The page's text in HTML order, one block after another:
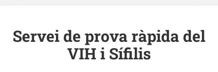
Servei de prova ràpida del
VIH i Sífilis